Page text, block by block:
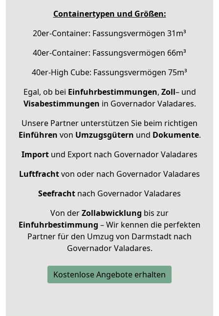
Containertypen und Größen:
20er-Container: Fassungsvermögen 31m³
40er-Container: Fassungsvermögen 66m³
40er-High Cube: Fassungsvermögen 75m³
Egal, ob bei Einfuhrbestimmungen, Zoll– und
Visabestimmungen in Governador Valadares.
Unsere Partner unterstützen Sie beim richtigen
Einführen von Umzugsgütern und Dokumente.
Import und Export nach Governador Valadares
Luftfrachtvon oder nach Governador Valadares
Seefracht nach Governador Valadares
Von derZollabwicklung bis zur
Einfuhrbestimmung – Wir kennen die perfekten
Partner für den Umzug von Darmstadt nach
Governador Valadares.
Kostenlose Angebote erhalten